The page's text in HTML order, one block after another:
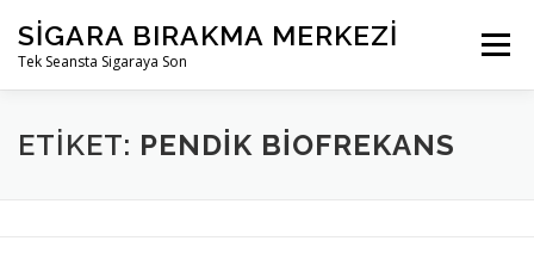
geçSIGARA BIRAKMA MERKEZI
Tek Seansta Sigaraya Son
Menü
ETIKET: PENDIK BIOFREKANS